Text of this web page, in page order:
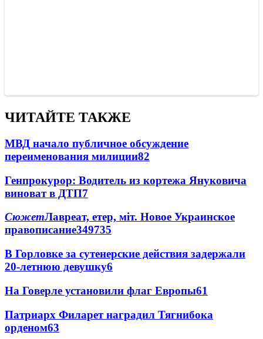
ЧИТАЙТЕ ТАКЖЕ
МВД начало публичное обсуждение
переименования милиции82
Генпрокурор: Водитель из кортежа Януковича
виноват в ДТП7
СюжетЛавреат, етер, міт. Новое Украинское
правописание349735
В Горловке за сутенерские действия задержали
20-летнюю девушку6
На Говерле установили флаг Европы61
Патриарх Филарет наградил Тягнибока
орденом63